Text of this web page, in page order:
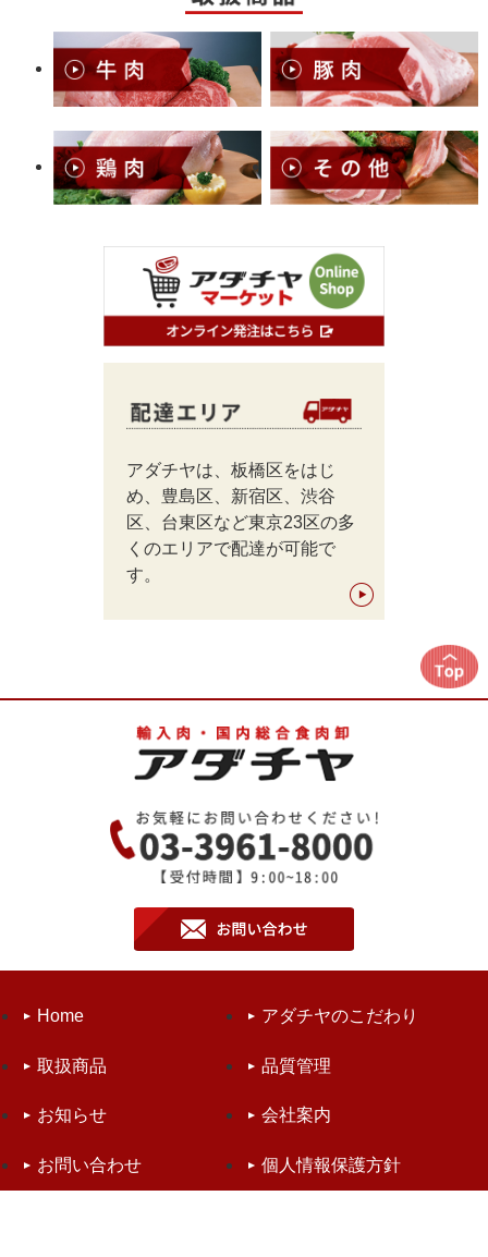
アダチヤは、板橋区をはじ
め、豊島区、新宿区、渋谷
区、台東区など東京23区の多
くのエリアで配達が可能で
す。
Home アダチヤのこだわり
取扱商品 品質管理
お知らせ 会社案内
お問い合わせ 個人情報保護方針